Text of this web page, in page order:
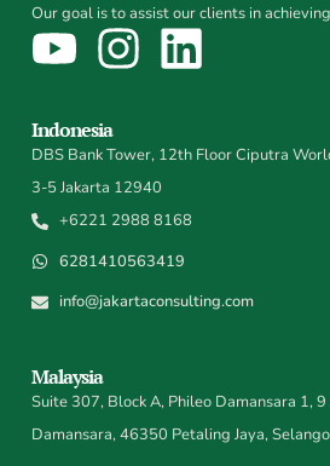
Our goal is to assist our clients in
Indonesia
DBS Bank Tower, 12th Floor Ciputra
3-5 Jakarta 12940
+6221 2988 8168
6281410563419
info@jakartaconsulting.com
Malaysia
Suite 307, Block A, Phileo Damansara 1,
Damansara, 46350 Petaling Jaya,